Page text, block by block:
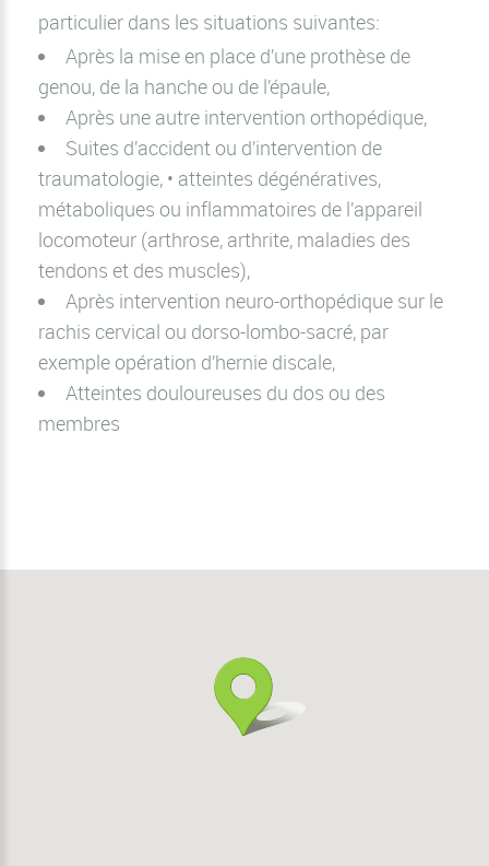
particulier dans les situations suivantes:
Après la mise en place d’une prothèse de
genou, de la hanche ou de l’épaule,
Après une autre intervention orthopédique,
Suites d’accident ou d’intervention de
traumatologie, • atteintes dégénératives,
métaboliques ou inflammatoires de l’appareil
locomoteur (arthrose, arthrite, maladies des
tendons et des muscles),
Après intervention neuro-orthopédique sur le
rachis cervical ou dorso-lombo-sacré, par
exemple opération d’hernie discale,
Atteintes douloureuses du dos ou des
membres